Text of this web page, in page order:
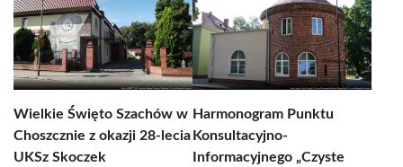
Wielkie Święto Szachów w
Choszcznie z okazji 28-lecia
UKSz Skoczek
Harmonogram Punktu
Konsultacyjno-
Informacyjnego „Czyste